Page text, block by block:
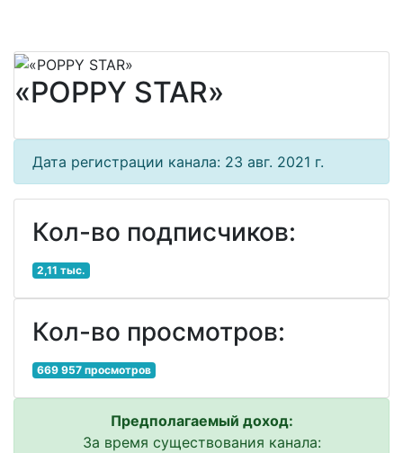
«POPPY STAR»
Дата регистрации канала: 23 авг. 2021 г.
Кол-во подписчиков:
2,11 тыс.
Кол-во просмотров:
669 957 просмотров
Предполагаемый доход:
За время существования канала: